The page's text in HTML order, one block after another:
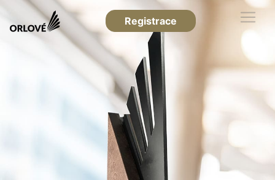
Registrace